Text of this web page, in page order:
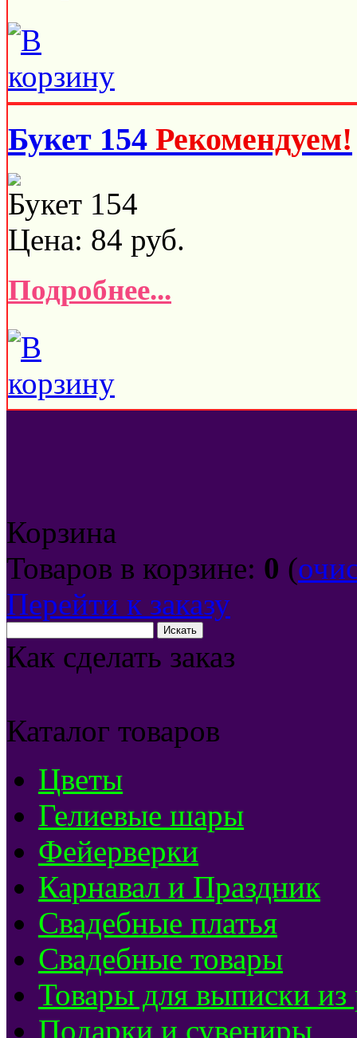
Букет 154 Рекомендуем!
Букет 154
Цена: 84 руб.
Подробнее...
Корзина
Товаров в корзине: 0 (
Перейти к заказу
Как сделать заказ
Каталог товаров
Цветы
Гелиевые шары
Фейерверки
Карнавал и Праздник
Свадебные платья
Свадебные товары
Товары для выписки из
Подарки и сувениры